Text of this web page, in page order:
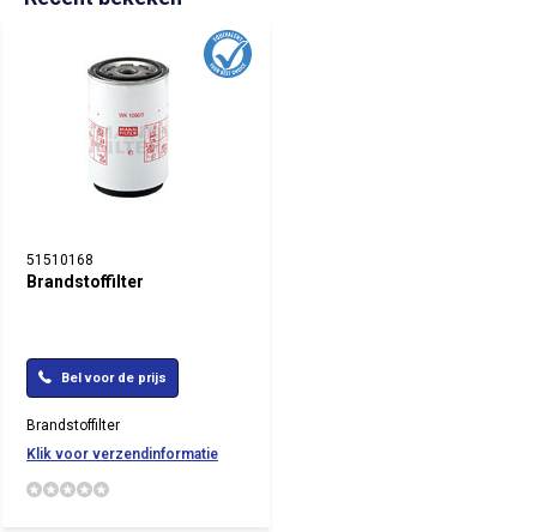
51510168
Brandstoffilter
Bel voor de prijs
Brandstoffilter
Klik voor verzendinformatie